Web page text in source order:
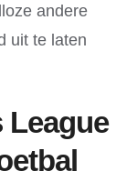
andere
uit te laten